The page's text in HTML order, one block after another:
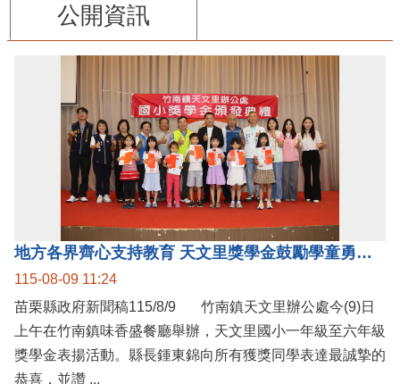
公開資訊
地方各界齊心支持教育 天文里獎學金鼓勵學童勇敢追夢
115-08-09 11:24
苗栗縣政府新聞稿115/8/9 竹南鎮天文里辦公處今(9)日
上午在竹南鎮味香盛餐廳舉辦，天文里國小一年級至六年級
獎學金表揚活動。縣長鍾東錦向所有獲獎同學表達最誠摯的
恭喜，並讚 ...